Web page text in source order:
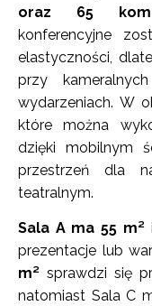
oraz 65
konferencyjne
elastyczności,
przy
wydarzeniach. W
które można
dzięki mobilnym
przestrzeń dla
teatralnym.
Sala A ma 55 m²
prezentacje lub
m² sprawdzi się
natomiast Sala C